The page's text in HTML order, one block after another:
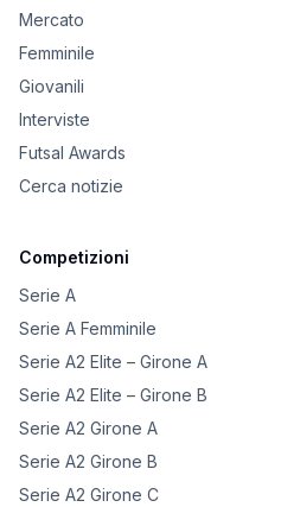
Mercato
Femminile
Giovanili
Interviste
Futsal Awards
Cerca notizie
Competizioni
Serie A
Serie A Femminile
Serie A2 Elite – Girone A
Serie A2 Elite – Girone B
Serie A2 Girone A
Serie A2 Girone B
Serie A2 Girone C